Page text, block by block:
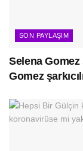
SON PAYLAŞIM
Selena Gomez
Gomez